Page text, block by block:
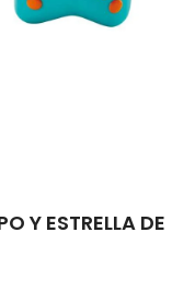
Y ESTRELLA DE